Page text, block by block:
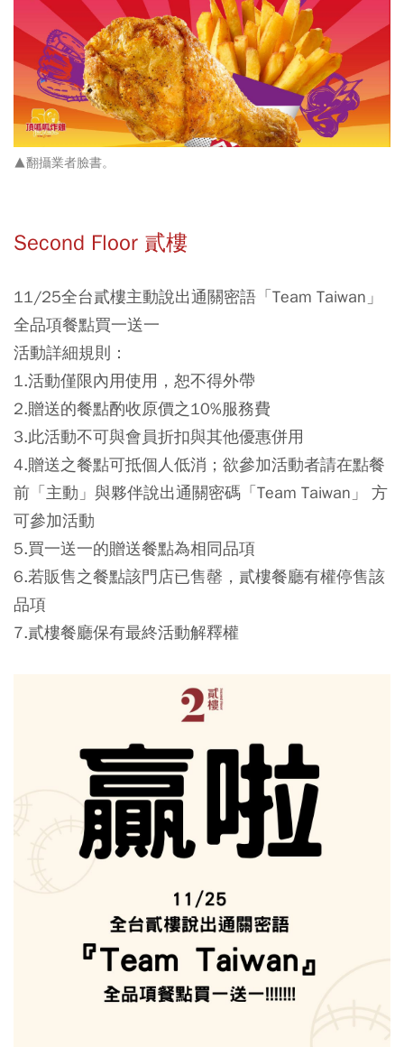
▲翻攝業者臉書。
Second Floor 貳樓
11/25全台貳樓主動說出通關密語「Team Taiwan」
全品項餐點買一送一
活動詳細規則：
1.活動僅限內用使用，恕不得外帶
2.贈送的餐點酌收原價之10%服務費
3.此活動不可與會員折扣與其他優惠併用
4.贈送之餐點可抵個人低消；欲參加活動者請在點餐
前「主動」與夥伴說出通關密碼「Team Taiwan」 方
可參加活動
5.買一送一的贈送餐點為相同品項
⁠6.若販售之餐點該門店已售罄，貳樓餐廳有權停售該
品項
7.貳樓餐廳保有最終活動解釋權